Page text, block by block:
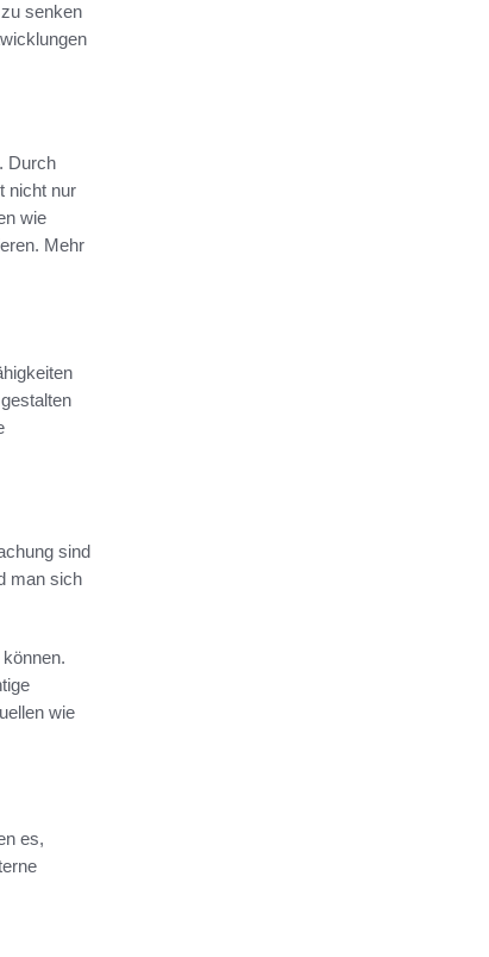
senken
Durch
nicht nur
wie
Mehr
sind
man sich
wie
es,